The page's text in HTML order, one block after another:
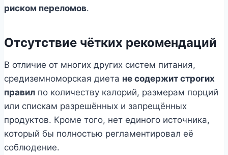
риском переломов.
Отсутствие чётких рекомендаций
В отличие от многих других систем питания,
средиземноморская диета не содержит строгих
правил по количеству калорий, размерам порций
или спискам разрешённых и запрещённых
продуктов. Кроме того, нет единого источника,
который бы полностью регламентировал её
соблюдение.